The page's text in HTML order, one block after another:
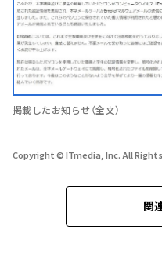
掲載したお知らせ（全文）
Copyright © ITmedia, Inc. All
関